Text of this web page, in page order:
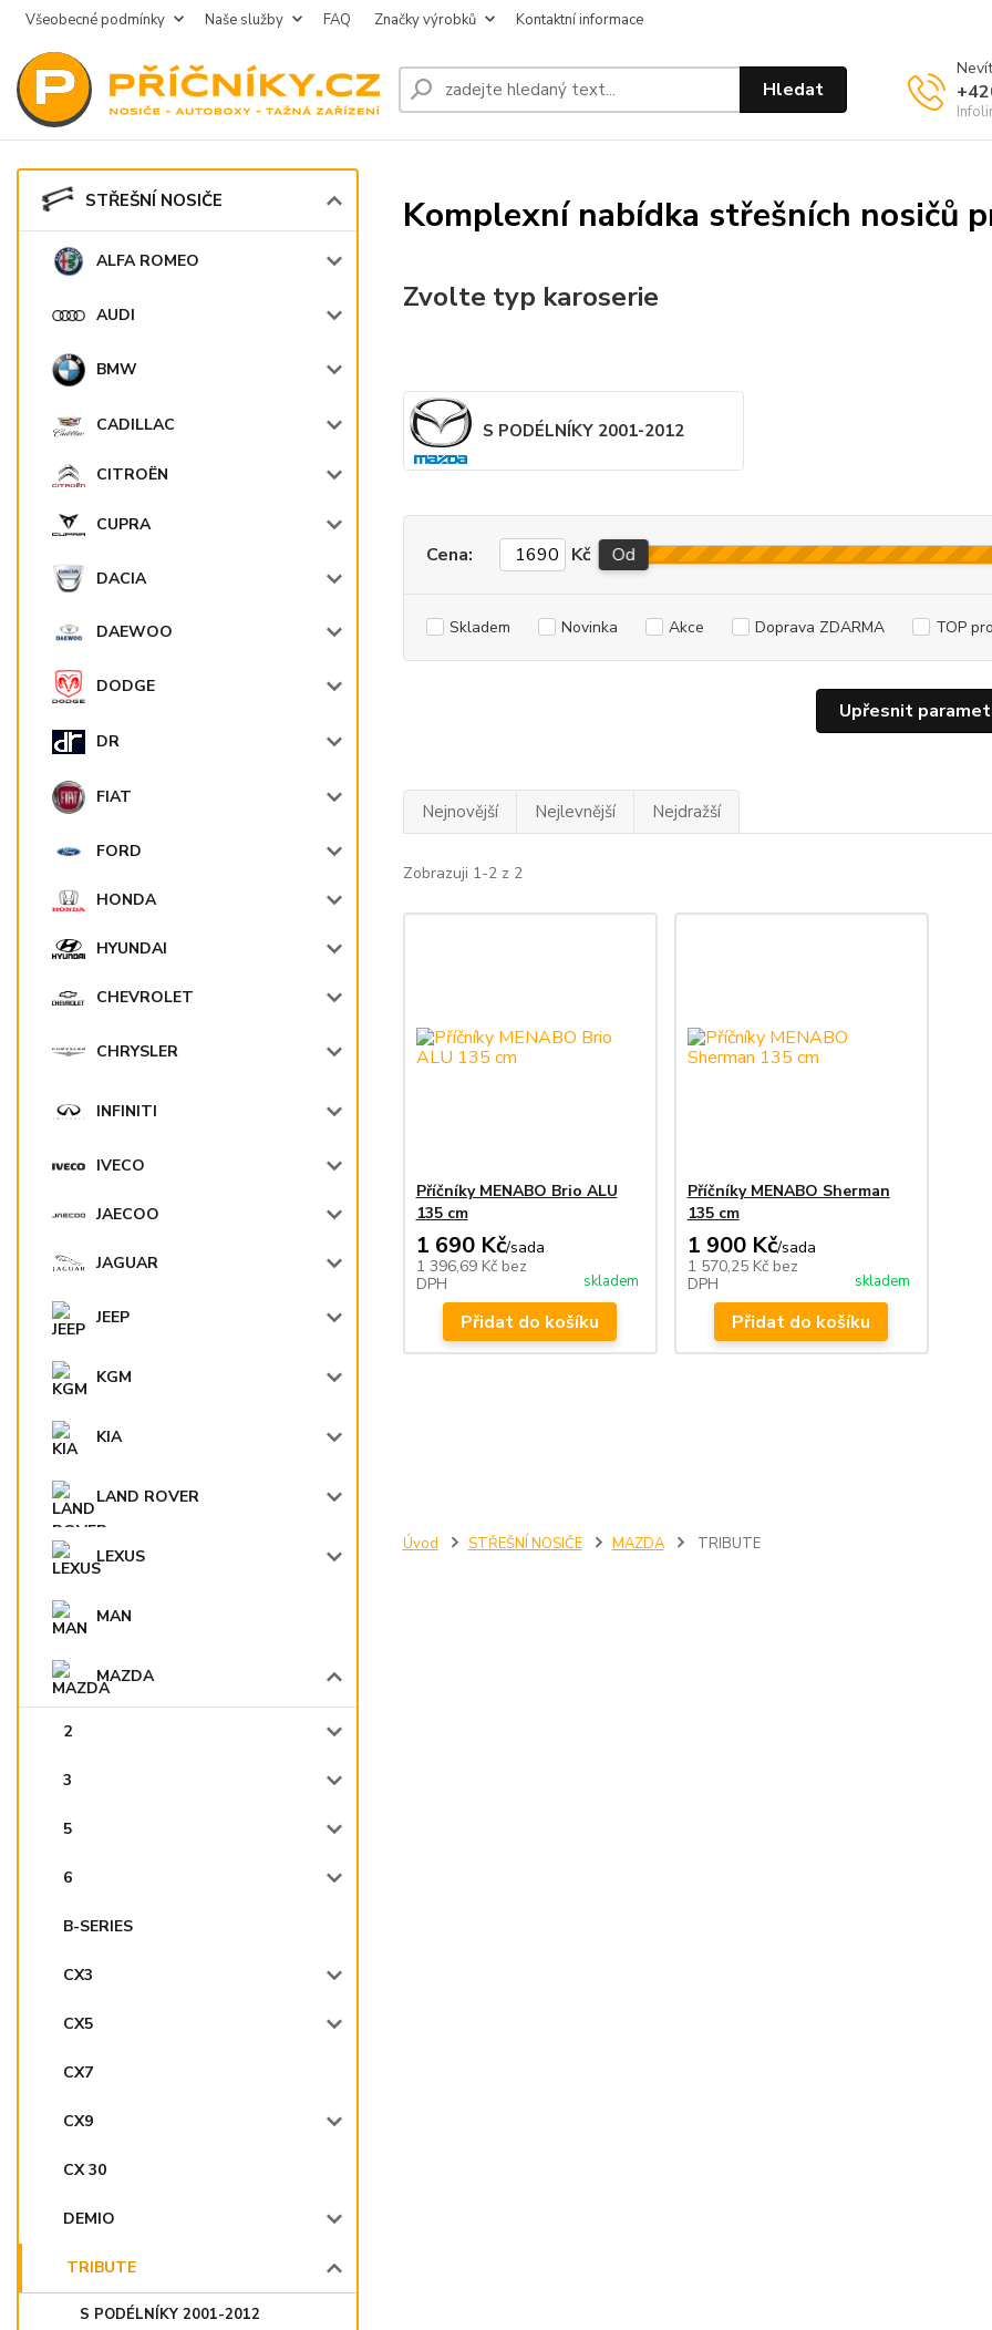
Všeobecné podmínky Naše služby FAQ Značky výrobků Kontaktní informace
Hledat
STŘEŠNÍ NOSIČE
ALFA ROMEO
AUDI
BMW
CADILLAC
CITROËN
CUPRA
DACIA
DAEWOO
DODGE
DR
FIAT
FORD
HONDA
HYUNDAI
CHEVROLET
CHRYSLER
INFINITI
IVECO
JAECOO
JAGUAR
JEEP
KGM
KIA
LAND ROVER
LEXUS
MAN
MAZDA
2
3
5
6
B-SERIES
CX3
CX5
CX7
CX9
CX 30
DEMIO
TRIBUTE
S PODÉLNÍKY 2001-2012
Úvod STŘEŠNÍ NOSIČE MAZDA TRIBUTE
Komplexní nabídka střešních nosičů
Zvolte typ karoserie
S PODÉLNÍKY 2001-2012
Upřesnit
Cena: Kč Od
Skladem Novinka Akce Doprava ZDARMA TOP
Nejnovější Nejlevnější Nejdražší
Zobrazuji 1-2 z 2
Příčníky MENABO Brio ALU
135 cm
1 690 Kč/sada
1 396,69 Kč bez
DPH
skladem
Přidat do košíku
Příčníky MENABO Sherman
135 cm
1 900 Kč/sada
1 570,25 Kč bez
DPH
skladem
Přidat do košíku